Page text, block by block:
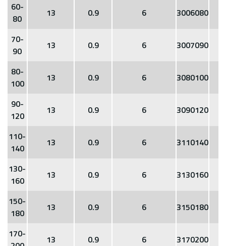
60-
80
13 0.9 6 3006080
70-
90
13 0.9 6 3007090
80-
100
13 0.9 6 3080100
90-
120
13 0.9 6 3090120
110-
140
13 0.9 6 3110140
130-
160
13 0.9 6 3130160
150-
180
13 0.9 6 3150180
170-
13 0.9 6 3170200